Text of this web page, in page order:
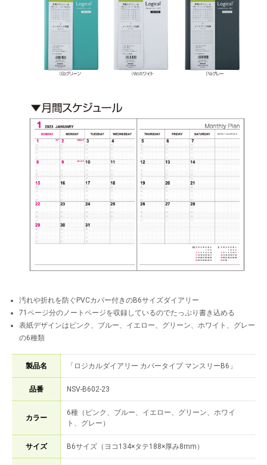
汚れや折れを防ぐPVCカバー付きのB6サイズダイアリー
71ページ分のノートページを収録しているのでたっぷり書き込める
表紙デザインはピンク、ブルー、イエロー、グリーン、ホワイト、グレー
の6種類
製品名 「ロジカルダイアリー カバータイプ マンスリーB6」
品番 NSV-B602-23
カラー
6種（ピンク、ブルー、イエロー、グリーン、ホワイ
ト、グレー）
サイズ B6サイズ（ヨコ134×タテ188×厚み8mm）